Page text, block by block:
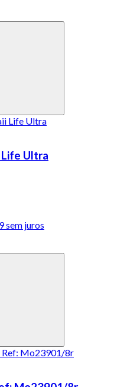
Ultra
sem juros